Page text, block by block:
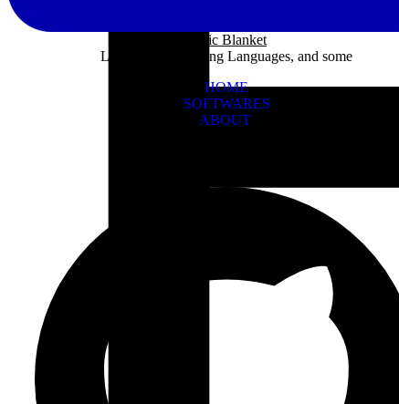
Panic Blanket
Learning Programing Languages, and some
HOME
SOFTWARES
ABOUT